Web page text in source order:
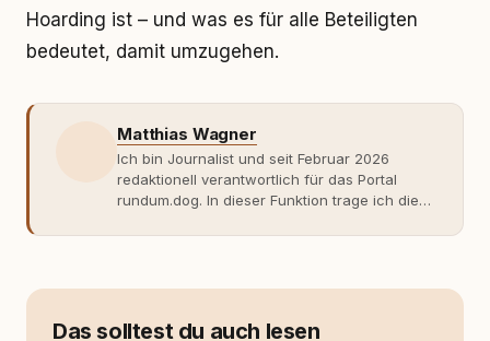
Hoarding ist – und was es für alle Beteiligten
bedeutet, damit umzugehen.
Matthias Wagner
Ich bin Journalist und seit Februar 2026
redaktionell verantwortlich für das Portal
rundum.dog. In dieser Funktion trage ich die
inhaltliche Ausrichtung, die redaktionelle
Herangehensweise und dem Anspruch, auch
Das solltest du auch lesen